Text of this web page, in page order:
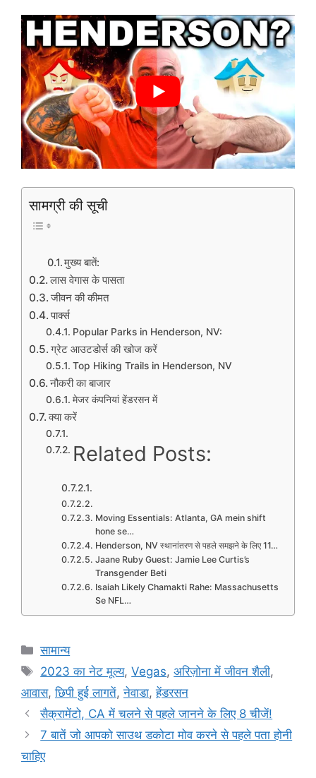
सामग्री की सूची
मुख्य बातें:
लास वेगास के पासता
जीवन की कीमत
पार्क्स
Popular Parks in Henderson, NV:
ग्रेट आउटडोर्स की खोज करें
Top Hiking Trails in Henderson, NV
नौकरी का बाजार
मेजर कंपनियां हेंडरसन में
क्या करें
Related Posts:
Moving Essentials: Atlanta, GA mein shift
hone se…
Henderson, NV स्थानांतरण से पहले समझने के लिए 11…
Jaane Ruby Guest: Jamie Lee Curtis’s
Transgender Beti
Isaiah Likely Chamakti Rahe: Massachusetts
Se NFL…
Categories
सामान्य
Tags
2023 का नेट मूल्य,Vegas,अरिज़ोना में जीवन शैली,
आवास,छिपी हुई लागतें,नेवाडा,हेंडरसन
सैक्रामेंटो, CA में चलने से पहले जानने के लिए 8 चीजें!
7 बातें जो आपको साउथ डकोटा मोव करने से पहले पता होनी
चाहिए